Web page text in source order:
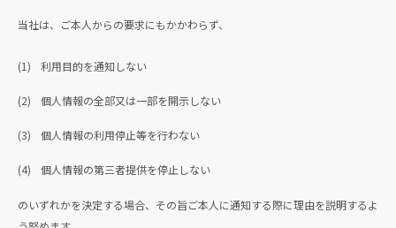
当社は、ご本人からの要求にもかかわらず、
(1) 利用目的を通知しない
(2) 個人情報の全部又は一部を開示しない
(3) 個人情報の利用停止等を行わない
(4) 個人情報の第三者提供を停止しない
のいずれかを決定する場合、その旨ご本人に通知する際に理由を説明するよ